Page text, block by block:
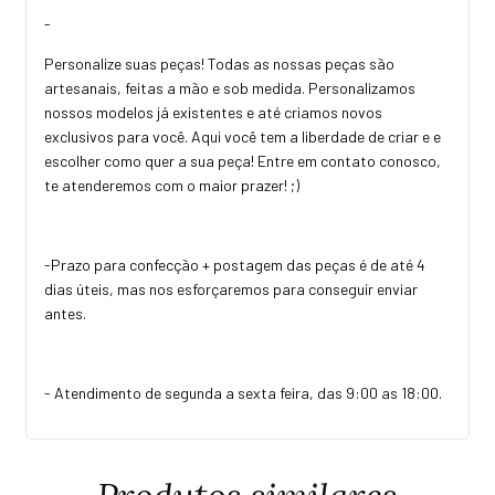
-
Personalize suas peças! Todas as nossas peças são
artesanais, feitas a mão e sob medida. Personalizamos
nossos modelos já existentes e até criamos novos
exclusivos para você. Aqui você tem a liberdade de criar e e
escolher como quer a sua peça! Entre em contato conosco,
te atenderemos com o maior prazer! ;)
-Prazo para confecção + postagem das peças é de até 4
dias úteis, mas nos esforçaremos para conseguir enviar
antes.
- Atendimento de segunda a sexta feira, das 9:00 as 18:00.